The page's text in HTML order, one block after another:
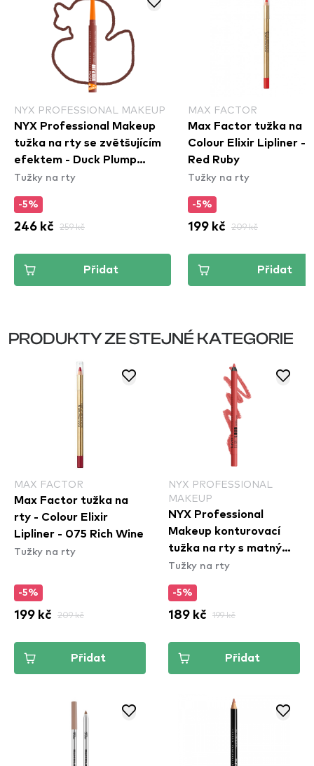
NYX PROFESSIONAL MAKEUP
NYX Professional Makeup
tužka na rty se zvětšujícím
efektem - Duck Plump
Plumping Lip Liner - 07
Tužky na rty
-5%
246 kč 259 kč
Přidat
MAX FACTOR
Max Factor tužka na
Colour Elixir Lipliner -
Red Ruby
Tužky na rty
-5%
199 kč 209 kč
Přidat
PRODUKTY ZE STEJNÉ KATEGORIE
MAX FACTOR
Max Factor tužka na
rty - Colour Elixir
Lipliner - 075 Rich Wine
Tužky na rty
-5%
199 kč 209 kč
Přidat
NYX PROFESSIONAL
MAKEUP
NYX Professional
Makeup konturovací
tužka na rty s matným
efektem - Line Loud
Rebel Red (LLLP11)
Tužky na rty
-5%
189 kč 199 kč
Přidat